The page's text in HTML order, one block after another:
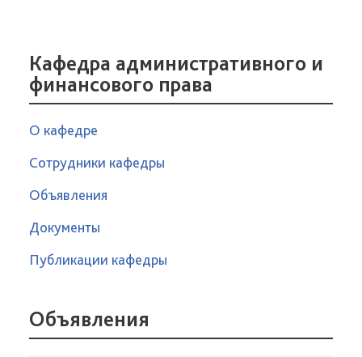
Кафедра административного и
финансового права
О кафедре
Сотрудники кафедры
Объявления
Документы
Публикации кафедры
Объявления